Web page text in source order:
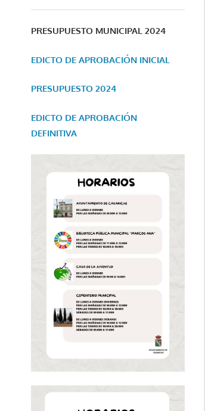
PRESUPUESTO MUNICIPAL 2024
EDICTO DE APROBACIÓN INICIAL
PRESUPUESTO 2024
EDICTO DE APROBACIÓN
DEFINITIVA